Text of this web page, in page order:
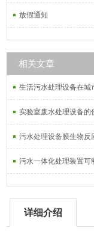
放假通知
相关文章
生活污水处理设备在城
实验室废水处理设备的
污水处理设备膜生物反
污水一体化处理装置可
详细介绍